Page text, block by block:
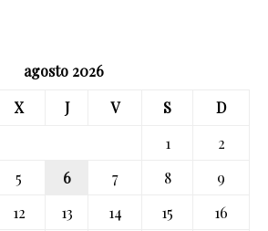
agosto 2026
X J V S
D
1
2
5 6 7 8
9
12 13 14 15
16